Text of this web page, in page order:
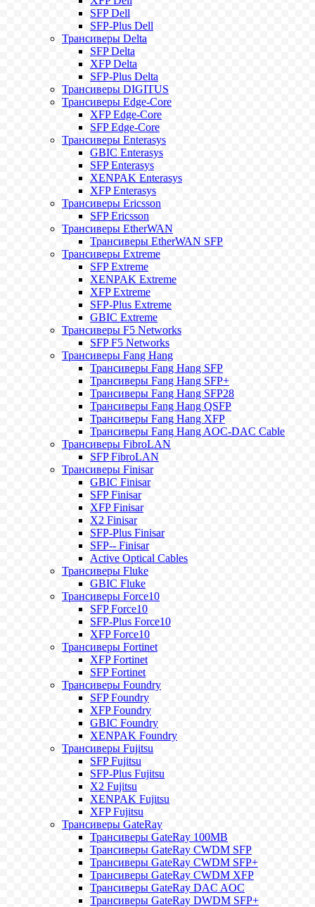
SFP Dell
SFP-Plus Dell
Трансиверы Delta
SFP Delta
XFP Delta
SFP-Plus Delta
Трансиверы DIGITUS
Трансиверы Edge-Core
XFP Edge-Core
SFP Edge-Core
Трансиверы Enterasys
GBIC Enterasys
SFP Enterasys
XENPAK Enterasys
XFP Enterasys
Трансиверы Ericsson
SFP Ericsson
Трансиверы EtherWAN
Трансиверы EtherWAN SFP
Трансиверы Extreme
SFP Extreme
XENPAK Extreme
XFP Extreme
SFP-Plus Extreme
GBIC Extreme
Трансиверы F5 Networks
SFP F5 Networks
Трансиверы Fang Hang
Трансиверы Fang Hang SFP
Трансиверы Fang Hang SFP+
Трансиверы Fang Hang SFP28
Трансиверы Fang Hang QSFP
Трансиверы Fang Hang XFP
Трансиверы Fang Hang AOC-DAC Cable
Трансиверы FibroLAN
SFP FibroLAN
Трансиверы Finisar
GBIC Finisar
SFP Finisar
XFP Finisar
X2 Finisar
SFP-Plus Finisar
SFP-- Finisar
Active Optical Cables
Трансиверы Fluke
GBIC Fluke
Трансиверы Force10
SFP Force10
SFP-Plus Force10
XFP Force10
Трансиверы Fortinet
XFP Fortinet
SFP Fortinet
Трансиверы Foundry
SFP Foundry
XFP Foundry
GBIC Foundry
XENPAK Foundry
Трансиверы Fujitsu
SFP Fujitsu
SFP-Plus Fujitsu
X2 Fujitsu
XENPAK Fujitsu
XFP Fujitsu
Трансиверы GateRay
Трансиверы GateRay 100MB
Трансиверы GateRay CWDM SFP
Трансиверы GateRay CWDM SFP+
Трансиверы GateRay CWDM XFP
Трансиверы GateRay DAC AOC
Трансиверы GateRay DWDM SFP+